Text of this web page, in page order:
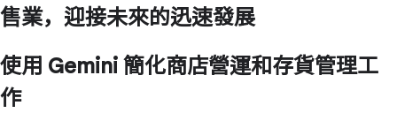
售業，迎接未來的迅速發展
使用 Gemini 簡化商店營運和存貨管理工
作